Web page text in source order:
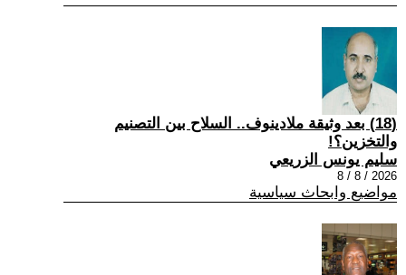
(18) بعد وثيقة ملادينوف.. السلاح بين التصنيم
والتخزين؟!
سليم يونس الزريعي
2026 / 8 / 8
مواضيع وابحاث سياسية